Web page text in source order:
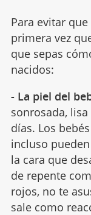
Para evitar
primera vez
que sepas
nacidos:
- La piel del
sonrosada,
días. Los
incluso
la cara que
de repente
rojos, no te
sale como